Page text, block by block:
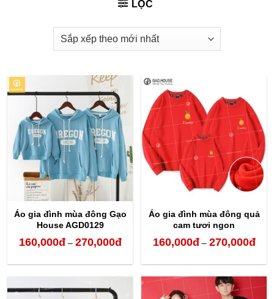
LỌC
Áo gia đình mùa đông Gạo
House AGD0129
160,000đ – 270,000đKhoảng
từ
Áo gia đình mùa đông quả
cam tươi ngon
160,000đ – 270,000đ
từ